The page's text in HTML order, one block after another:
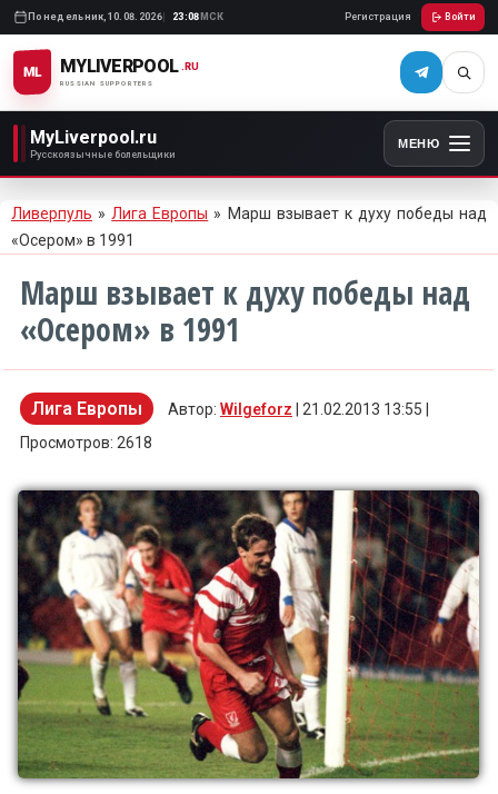
Понедельник, 10.08.2026 23:08 МСК Регистрация Войти
ML MYLIVERPOOL
RUSSIAN SUPPORTERS
.RU
MyLiverpool.ru
Русскоязычные болельщики
МЕНЮ
Ливерпуль » Лига Европы » Марш взывает к духу победы над
«Осером» в 1991
Марш взывает к духу победы над
«Осером» в 1991
Лига Европы Автор: Wilgeforz | 21.02.2013 13:55 |
Просмотров: 2618